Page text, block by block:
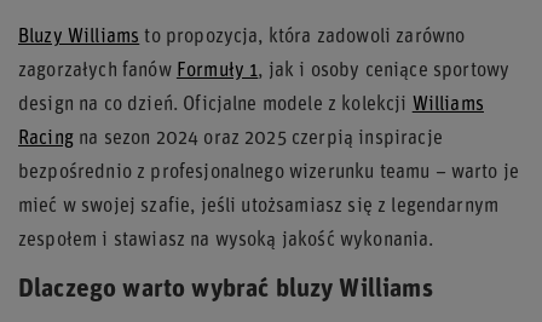
Bluzy Williams to propozycja, która zadowoli zarówno
zagorzałych fanów Formuły 1, jak i osoby ceniące sportowy
design na co dzień. Oficjalne modele z kolekcji Williams
Racingna sezon 2024 oraz 2025 czerpią inspiracje
bezpośrednio z profesjonalnego wizerunku teamu – warto je
mieć w swojej szafie, jeśli utożsamiasz się z legendarnym
zespołem i stawiasz na wysoką jakość wykonania.
Dlaczego warto wybrać bluzy Williams